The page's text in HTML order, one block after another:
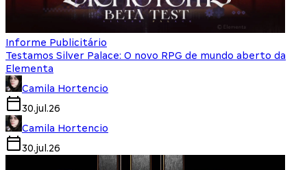
Informe Publicitário
Testamos Silver Palace: O novo RPG de mundo aberto da
Elementa
Camila Hortencio
30.jul.26
Camila Hortencio
30.jul.26